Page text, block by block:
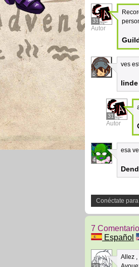
31
Autor
5
ves
linde
31
Autor
4
esa
Conéctate
7
Español
Allez ,